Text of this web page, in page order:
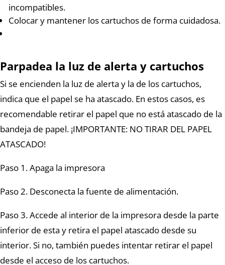
incompatibles.
Colocar y mantener los cartuchos de forma cuidadosa.
Parpadea la luz de alerta y cartuchos
Si se encienden la luz de alerta y la de los cartuchos,
indica que el papel se ha atascado. En estos casos, es
recomendable retirar el papel que no está atascado de la
bandeja de papel. ¡IMPORTANTE: NO TIRAR DEL PAPEL
ATASCADO!
Paso 1. Apaga la impresora
Paso 2. Desconecta la fuente de alimentación.
Paso 3. Accede al interior de la impresora desde la parte
inferior de esta y retira el papel atascado desde su
interior. Si no, también puedes intentar retirar el papel
desde el acceso de los cartuchos.